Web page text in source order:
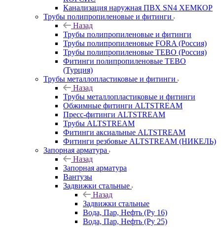
Канализация наружная ПВХ SN4 ХЕМКОР
Трубы полипропиленовые и фитинги
Назад
Трубы полипропиленовые и фитинги
Трубы полипропиленовые FORA (Россия)
Трубы полипропиленовые TEBO (Россия)
Фитинги полипропиленовые TEBO
(Турция)
Трубы металлопластиковые и фитинги
Назад
Трубы металлопластиковые и фитинги
Обжимные фитинги ALTSTREAM
Пресс-фитинги ALTSTREAM
Трубы ALTSTREAM
Фитинги аксиальные ALTSTREAM
Фитинги резбовые ALTSTREAM (НИКЕЛЬ)
Запорная арматура
Назад
Запорная арматура
Вантузы
Задвижки стальные
Назад
Задвижки стальные
Вода, Пар, Нефть (Ру 16)
Вода, Пар, Нефть (Ру 25)